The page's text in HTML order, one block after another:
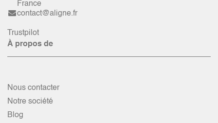
France
contact@aligne.fr
Trustpilot
À propos de
Nous contacter
Notre société
Blog